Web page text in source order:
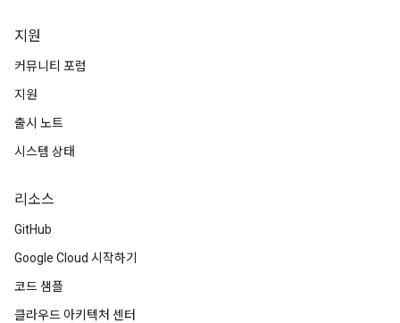
지원
커뮤니티 포럼
지원
출시 노트
시스템 상태
리소스
GitHub
Google Cloud 시작하기
코드 샘플
클라우드 아키텍처 센터